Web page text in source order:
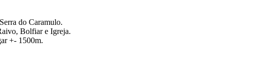
do Caramulo.
Bolfiar e Igreja.
+- 1500m.